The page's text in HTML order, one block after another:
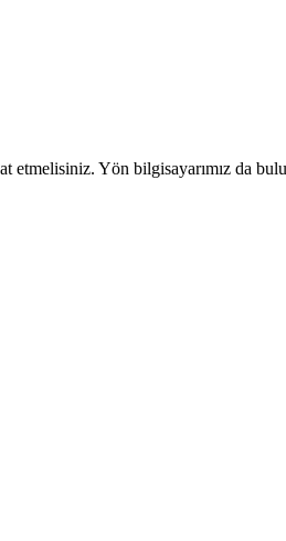
etmelisiniz. Yön bilgisayarımız da